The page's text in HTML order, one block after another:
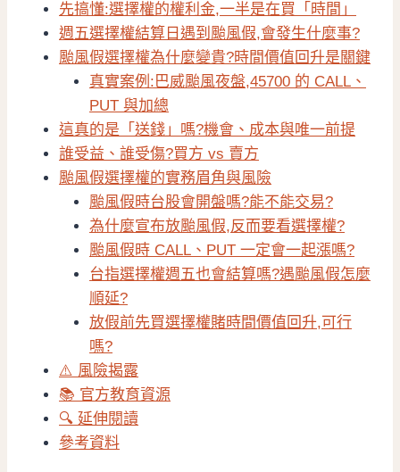
先搞懂:選擇權的權利金,一半是在買「時間」
週五選擇權結算日遇到颱風假,會發生什麼事?
颱風假選擇權為什麼變貴?時間價值回升是關鍵
真實案例:巴威颱風夜盤,45700 的 CALL、
PUT 與加總
這真的是「送錢」嗎?機會、成本與唯一前提
誰受益、誰受傷?買方 vs 賣方
颱風假選擇權的實務眉角與風險
颱風假時台股會開盤嗎?能不能交易?
為什麼宣布放颱風假,反而要看選擇權?
颱風假時 CALL、PUT 一定會一起漲嗎?
台指選擇權週五也會結算嗎?遇颱風假怎麼
順延?
放假前先買選擇權賭時間價值回升,可行
嗎?
⚠️ 風險揭露
📚 官方教育資源
🔍 延伸閱讀
參考資料